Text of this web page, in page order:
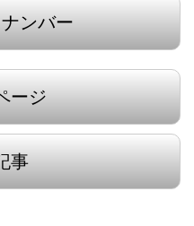
ンバー
ージ
事